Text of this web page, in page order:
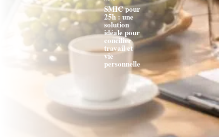
SMIC pour
25h : une
solution
idéale pour
concilier
travail et
vie
personnelle